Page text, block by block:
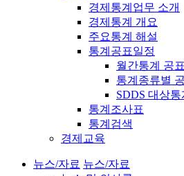
경제통계업무 소개
경제통계 개요
주요통계 해설
통계공표일정
월간통계 공
통계종류별
SDDS 대상
통계조사표
통계검색
경제교육
뉴스/자료 뉴스/자료